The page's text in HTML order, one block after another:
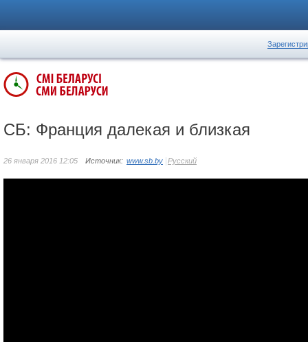
СБ: Франция далекая и близкая
26 января 2016 12:05 Источник: www.sb.by Русский